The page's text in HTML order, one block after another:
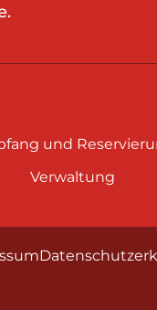
und
Verwaltung